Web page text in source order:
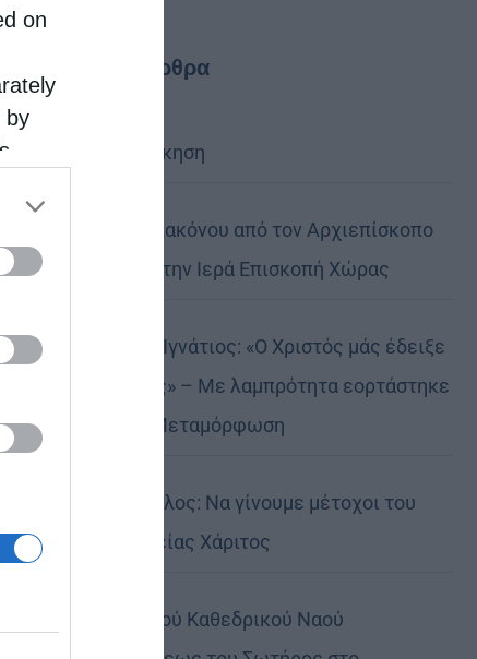
on
by
it to
Τελευταία άρθρα
Κακό και εκδίκηση
Χειροτονία Διακόνου από τον Αρχιεπίσκοπο
Αυστραλίας στην Ιερά Επισκοπή Χώρας
Δημητριάδος Ιγνάτιος: «Ο Χριστός μάς έδειξε
το μέλλον μας» – Με λαμπρότητα εορτάστηκε
στον Βόλο η Μεταμόρφωση
Κορίνθου Παύλος: Να γίνουμε μέτοχοι του
φωτός της Θείας Χάριτος
Πανήγυρη Ιερού Καθεδρικού Ναού